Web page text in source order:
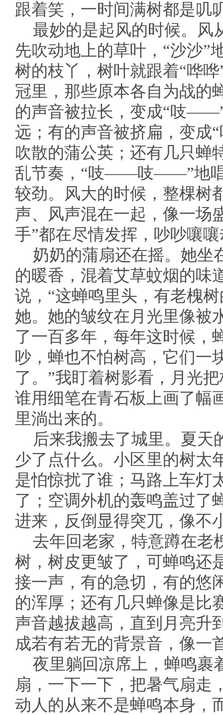
跟着笑，一时间满树都是叽
最妙的是起风的时候。风
先吹动地上的草叶，“沙沙”
树的枝丫，树叶就跟着“哗
冠里，那些原本各自为战的
的声音被拉长，变成“吱
远；有的声音被挤扁，变成
吹散的蒲公英；还有几只蝉
乱节奏，“吱——吱——”地唱
较劲。风大的时候，整棵树
声、风声混在一起，像一场
手”都在尽情发挥，吵吵嚷
奶奶的蒲扇还在摇。她坐
的暖香，混着艾草蚊烟的味
说，“这蝉鸣里头，有老槐
她。她的皱纹在月光里像被
了一百多年，每年这时候，
吵，蝉也不怕树高，它们一
了。”我盯着树影看，月光
谁用细笔在青石板上画了幅
里淌出来的。
后来我搬去了城里。夏天
少了点什么。小区里的树太
是怕惊扰了谁；马路上车灯
了；空调外机的轰鸣盖过了
进来，反倒显得突兀，像不
去年回老家，特意蹲在老
树，树皮更皱了，可蝉鸣
接一声，有的急切，有的
的浑厚；还有几只蝉像是比
声音越拔越高，直到月亮升
成若有若无的背景音，像一
夜里躺回凉席上，蝉鸣裹
扇，一下一下，把暑气扇走
动人的从来不是蝉鸣本身，